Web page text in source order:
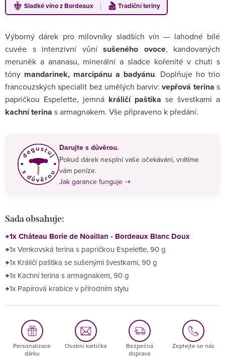
Sladké víno z Bordeaux Tradiční teriny
Výborný dárek pro milovníky sladších vín — lahodné bílé
cuvée s intenzivní vůní sušeného ovoce, kandovaných
meruněk a ananasu, minerální a sladce kořenité v chuti s
tóny mandarinek, marcipánu a badyánu. Doplňuje ho trio
francouzských specialit bez umělých barviv:vepřová terina s
papričkou Espelette, jemná králičí paštika se švestkami a
kachní terina s armagnakem. Vše připraveno k předání.
Darujte s důvěrou.
Pokud dárek nesplní vaše očekávání, vrátíme
vám peníze.
Jak garance funguje ⇢
Sada obsahuje:
1x Château Borie de Noaillan - Bordeaux Blanc Doux
1x Venkovská terina s papričkou Espelette, 90 g
1x Králičí paštika se sušenými švestkami, 90 g
1x Kachní terina s armagnakem, 90 g
1x Papírová krabice v přírodním stylu
Personalizace
dárku
Osobní kartička
Bezpečná
doprava
Zeptejte se nás